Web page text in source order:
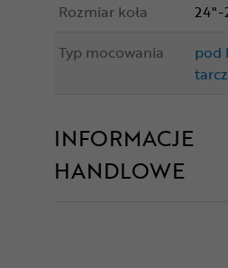
Rozmiar koła
24"-
Typ mocowania
pod
INFORMACJE
HANDLOWE